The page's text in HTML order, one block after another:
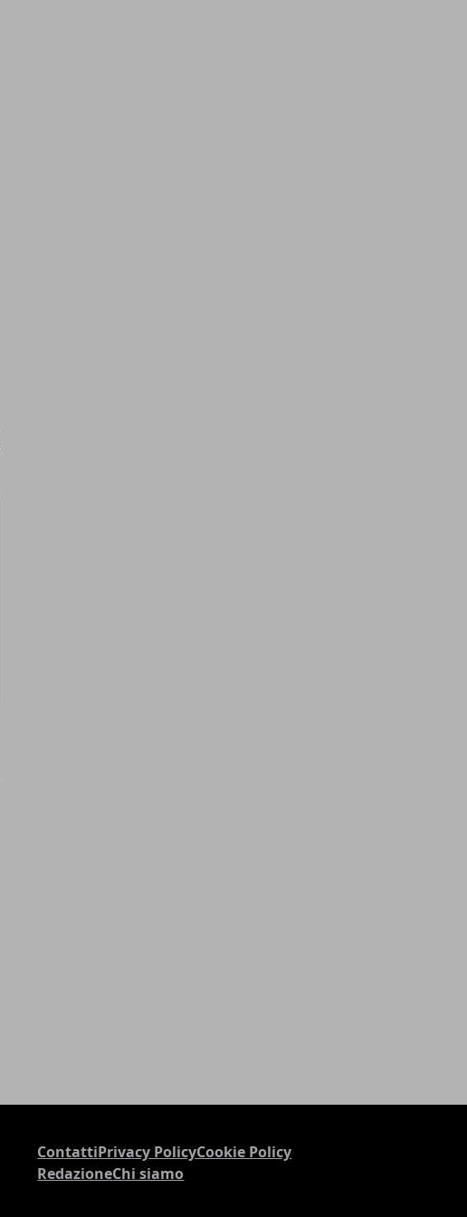
ContattiPrivacy PolicyCookie Policy
RedazioneChi siamo